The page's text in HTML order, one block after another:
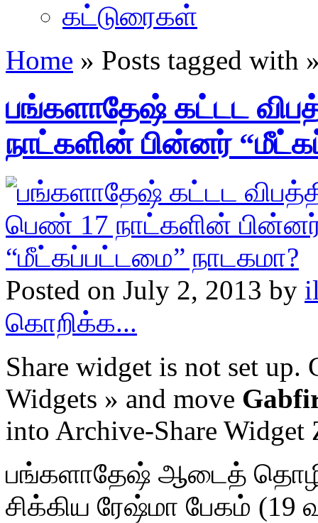
கட்டுரைகள்
Home » Posts tagged
பங்களாதேஷ் கட்டட
நாட்களின் பின்னர்
Posted on July 2, 2013 by
கொறிக்க...
Share widget is not set up.
Widgets » and move
into Archive-Share Widget
பங்களாதேஷ் ஆடைத்
சிக்கிய ரேஷ்மா பேகம்